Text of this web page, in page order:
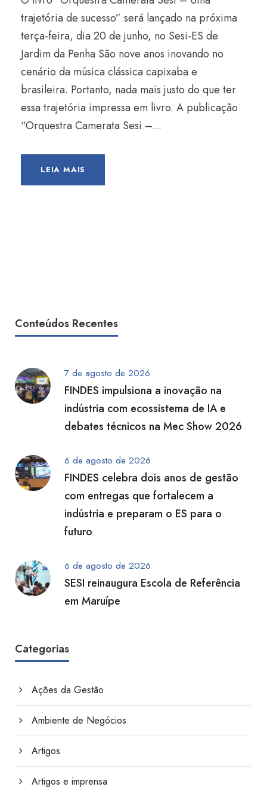
trajetória de sucesso” será lançado na próxima
terça-feira, dia 20 de junho, no Sesi-ES de
Jardim da Penha São nove anos inovando no
cenário da música clássica capixaba e
brasileira. Portanto, nada mais justo do que ter
essa trajetória impressa em livro. A publicação
“Orquestra Camerata Sesi –...
LEIA MAIS
Conteúdos Recentes
7 de agosto de 2026
FINDES impulsiona a inovação na
indústria com ecossistema de IA e
debates técnicos na Mec Show 2026
6 de agosto de 2026
FINDES celebra dois anos de gestão
com entregas que fortalecem a
indústria e preparam o ES para o
futuro
6 de agosto de 2026
SESI reinaugura Escola de Referência
em Maruípe
Categorias
Ações da Gestão
Ambiente de Negócios
Artigos
Artigos e imprensa